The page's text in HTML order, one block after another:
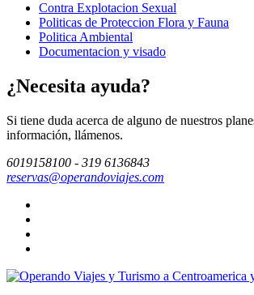
Contra Explotacion Sexual
Politicas de Proteccion Flora y Fauna
Politica Ambiental
Documentacion y visado
¿Necesita ayuda?
Si tiene duda acerca de alguno de nuestros
información, llámenos.
6019158100 - 319 6136843
reservas@operandoviajes.com